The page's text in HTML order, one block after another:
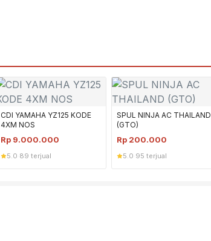
CDI YAMAHA YZ125 KODE
4XM NOS
Rp 9.000.000
5.0 89 terjual
SPUL NINJA AC THAILAND
(GTO)
Rp 200.000
5.0 95 terjual